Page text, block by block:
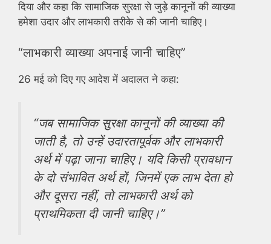
दिया और कहा कि सामाजिक सुरक्षा से जुड़े कानूनों की व्याख्या
हमेशा उदार और लाभकारी तरीके से की जानी चाहिए।
“लाभकारी व्याख्या अपनाई जानी चाहिए”
26 मई को दिए गए आदेश में अदालत ने कहा:
“जब सामाजिक सुरक्षा कानूनों की व्याख्या की
जाती है, तो उन्हें उदारतापूर्वक और लाभकारी
अर्थ में पढ़ा जाना चाहिए। यदि किसी प्रावधान
के दो संभावित अर्थ हों, जिनमें एक लाभ देता हो
और दूसरा नहीं, तो लाभकारी अर्थ को
प्राथमिकता दी जानी चाहिए।”